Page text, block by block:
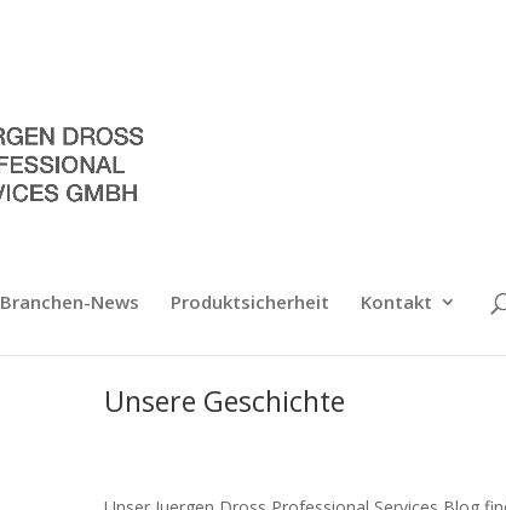
Branchen-News Produktsicherheit Kontakt
Unsere Geschichte